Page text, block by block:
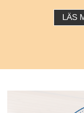
LÄS